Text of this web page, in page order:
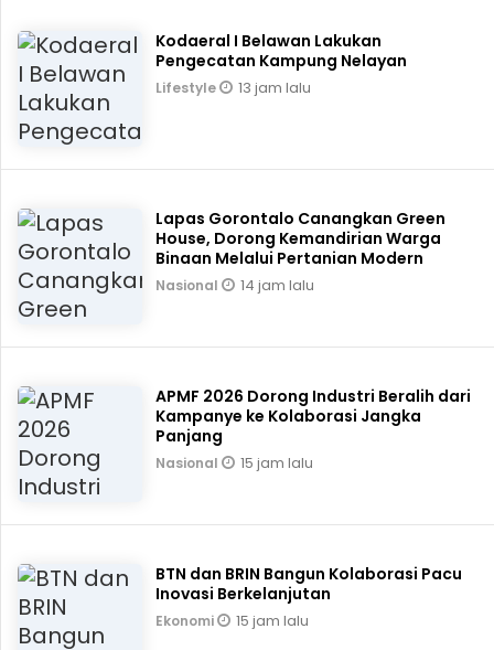
Kodaeral I Belawan Lakukan
Pengecatan Kampung Nelayan
Lifestyle 13 jam lalu
Lapas Gorontalo Canangkan Green
House, Dorong Kemandirian Warga
Binaan Melalui Pertanian Modern
Nasional 14 jam lalu
APMF 2026 Dorong Industri Beralih dari
Kampanye ke Kolaborasi Jangka
Panjang
Nasional 15 jam lalu
BTN dan BRIN Bangun Kolaborasi Pacu
Inovasi Berkelanjutan
Ekonomi 15 jam lalu